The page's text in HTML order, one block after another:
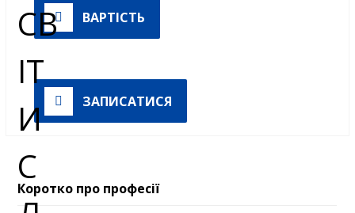
ВАРТІСТЬ
ЗАПИСАТИСЯ
Коротко про професії